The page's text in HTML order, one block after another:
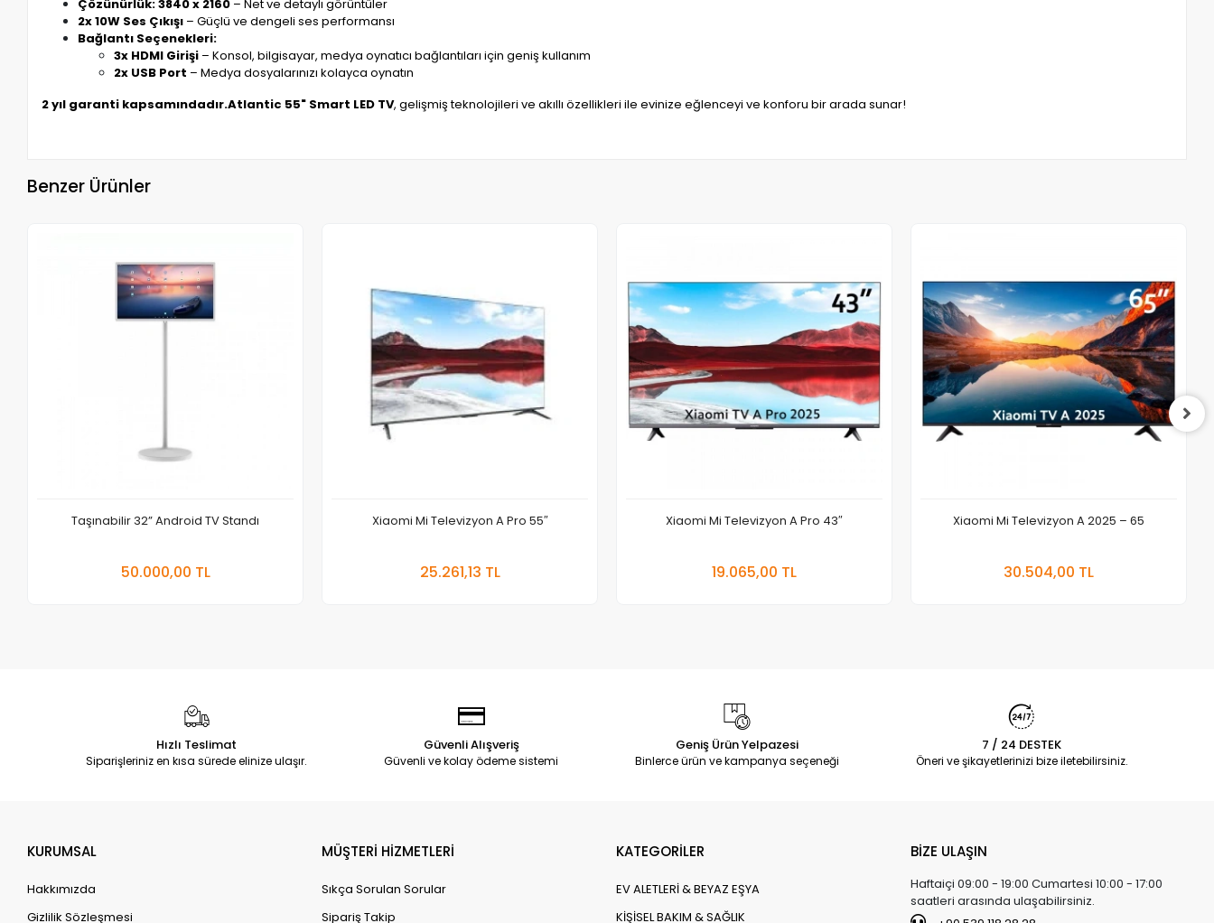
Çözünürlük: 3840 x 2160 – Net ve detaylı görüntüler
2x 10W Ses Çıkışı – Güçlü ve dengeli ses performansı
Bağlantı Seçenekleri:
3x HDMI Girişi – Konsol, bilgisayar, medya oynatıcı bağlantıları için geniş kullanım
2x USB Port – Medya dosyalarınızı kolayca oynatın
2 yıl garanti kapsamındadır.Atlantic 55" Smart LED TV, gelişmiş teknolojileri ve akıllı özellikleri ile evinize eğlenceyi ve konforu bir arada sunar!
Benzer Ürünler
Taşınabilir 32” Android TV Standı
50.000,00 TL
Xiaomi Mi Televizyon A Pro 55″
25.261,13 TL
Xiaomi Mi Televizyon A Pro 43″
19.065,00 TL
Xiaomi Mi Televizyon A 2025 – 65
30.504,00 TL
Hızlı Teslimat
Siparişleriniz en kısa sürede elinize ulaşır.
Güvenli Alışveriş
Güvenli ve kolay ödeme sistemi
Geniş Ürün Yelpazesi
Binlerce ürün ve kampanya seçeneği
7 / 24 DESTEK
Öneri ve şikayetlerinizi bize iletebilirsiniz.
KURUMSAL
Hakkımızda
Gizlilik Sözleşmesi
MÜŞTERİ HİZMETLERİ
Sıkça Sorulan Sorular
Sipariş Takip
KATEGORİLER
EV ALETLERİ & BEYAZ EŞYA
KİŞİSEL BAKIM & SAĞLIK
BİZE ULAŞIN
Haftaiçi 09:00 - 19:00 Cumartesi 10:00 - 17:00
saatleri arasında ulaşabilirsiniz.